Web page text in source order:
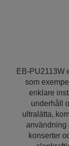
EB-PU2113W
som
enklare
underhåll
ultralätta,
användning
konserter